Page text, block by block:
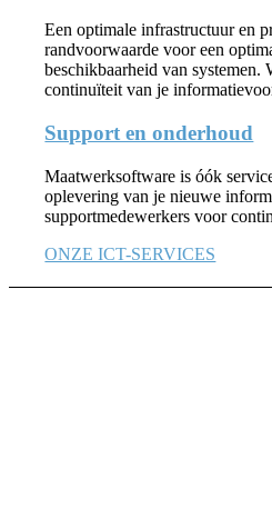
Een optimale infrastructuur en
randvoorwaarde voor een
beschikbaarheid van systemen.
continuïteit van je
Support en onderhoud
Maatwerksoftware is óók
oplevering van je nieuwe
supportmedewerkers voor
ONZE ICT-SERVICES